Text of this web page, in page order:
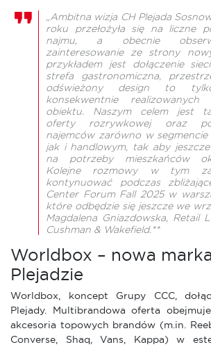
„Ambitna wizja CH Plejada
roku przełożyła się na liczne
najmu, a obecnie
zainteresowanie ze strony
przykładem jest dołączenie
strefa gastronomiczna,
odświeżony design to
konsekwentnie realizowanych
obiektu. Naszym celem jest
oferty rozrywkowej oraz
najemców zarówno w
jak i handlowym, tak aby
na potrzeby mieszkańców
Kolejne rozmowy w tym
kontynuować podczas
Center Forum Fall 2025 w
które odbędzie się jeszcze we
Magdalena Gniazdowska, Retail
Cushman & Wakefield.**
Worldbox – nowa
Plejadzie
Worldbox, koncept Grupy CCC,
Plejady. Multibrandowa oferta
akcesoria topowych brandów (m.in.
Converse, Shaq, Vans, Kappa) w